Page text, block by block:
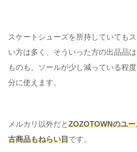
スケートシューズを所持していても
い方は多く、そういった方の出品品
ものも。ソールが少し減っている程
分に使えます。
メルカリ以外だとZOZOTOWNのユ
古商品もねらい目です。